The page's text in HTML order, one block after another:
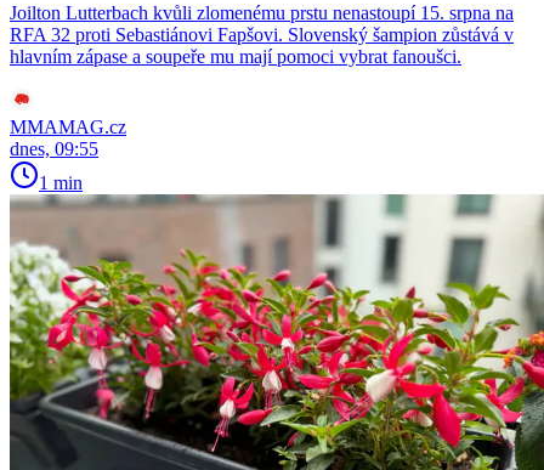
Joilton Lutterbach kvůli zlomenému prstu nenastoupí 15. srpna na
RFA 32 proti Sebastiánovi Fapšovi. Slovenský šampion zůstává v
hlavním zápase a soupeře mu mají pomoci vybrat fanoušci.
MMAMAG.cz
dnes, 09:55
1 min